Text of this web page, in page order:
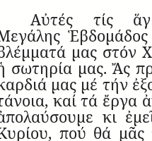
Αὐτές τίς
μας στόν
σωτηρία μας. Ἄς
μας μέ τήν
καί τά ἔργα
κι
πού θά μᾶς